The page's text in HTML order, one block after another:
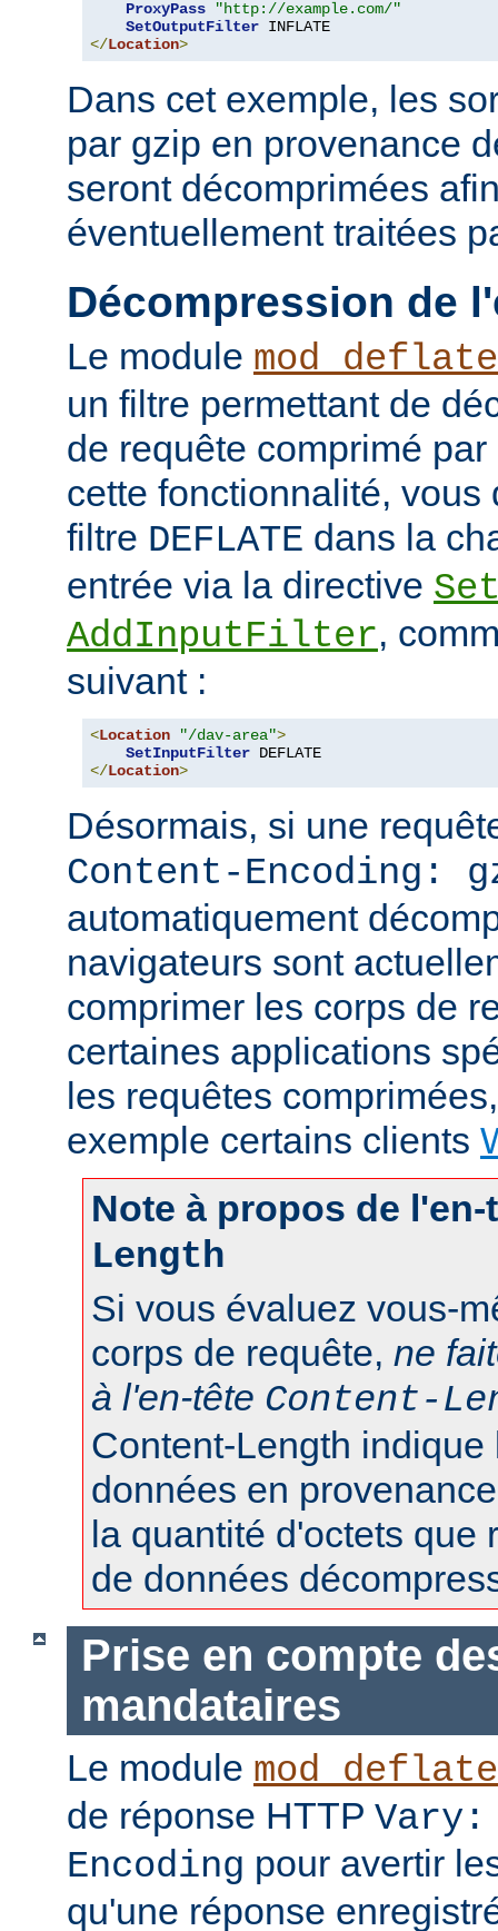
ProxyPass
"http://example.com/"
SetOutputFilter
</Location>
Dans cet exemple, les
par gzip en provenance
seront décomprimées
éventuellement traitées
Décompression de
Le module mod_deflate
un filtre permettant de
de requête comprimé
cette fonctionnalité, vous
filtre DEFLATE dans la
entrée via la directive
AddInputFilter,
suivant :
<Location "/dav-area">
SetInputFilter
</Location>
Désormais, si une
Content-Encoding:
automatiquement
navigateurs sont
comprimer les corps de
certaines applications
les requêtes
exemple certains clients
Note à propos de
Length
Si vous évaluez vous-
corps de requête, ne
à l'en-tête Content-
Content-Length
données en
la quantité d'octets que
de données
Prise en compte
mandataires
Le module mod_deflate
de réponse HTTP Vary:
Encoding pour avertir
qu'une réponse